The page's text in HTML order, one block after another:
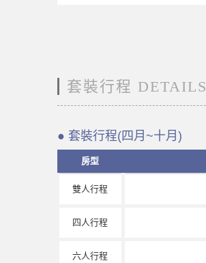
套裝行程 DETAILS
● 套裝行程(四月~十月)
房型
雙人行程
四人行程
六人行程